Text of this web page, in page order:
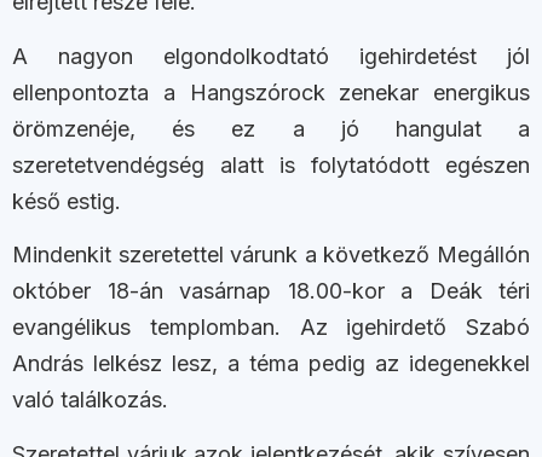
A nagyon elgondolkodtató igehirdetést jól
ellenpontozta a Hangszórock zenekar energikus
örömzenéje, és ez a jó hangulat a
szeretetvendégség alatt is folytatódott egészen
késő estig.
Mindenkit szeretettel várunk a következő Megállón
október 18-án vasárnap 18.00-kor a Deák téri
evangélikus templomban. Az igehirdető Szabó
András lelkész lesz, a téma pedig az idegenekkel
való találkozás.